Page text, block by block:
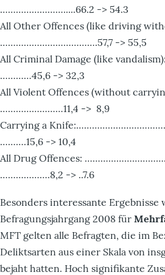
…………………….....66.2 -> 54.3
All Other Offences (like driving
……………………………….57,7 -> 55,5
All Criminal Damage (like
…………45,6 -> 32,3
All Violent Offences (without
……………………11,4 -> 8,9
Carrying a
……….15,6 -> 10,4
All Drug Offences:
……………….8,2 -> ..7.6
Besonders interessante Ergebnisse
Befragungsjahrgang 2008 für
MFT gelten alle Befragten, die im
Deliktsarten aus einer Skala von
bejaht hatten. Hoch signifikante